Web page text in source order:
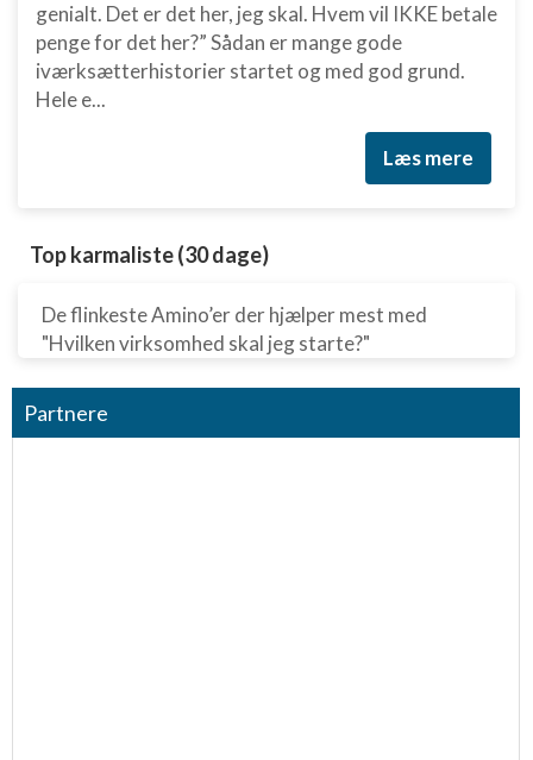
genialt. Det er det her, jeg skal. Hvem vil IKKE betale
penge for det her?” Sådan er mange gode
iværksætterhistorier startet og med god grund.
Hele e...
Læs mere
Top karmaliste (30 dage)
De flinkeste Amino’er der hjælper mest med
"Hvilken virksomhed skal jeg starte?"
Partnere
Forstå målgrupper gennem statistikker eller
kombinationer af oplysninger fra forskellige
kilder
Udvikle og forbedre tjenester
Bruge præcise geografiske
Identificere enheder baseret på aktivt
anmodede oplysninger
Ikke-IAB-behandlingsformål:
Nødvendig